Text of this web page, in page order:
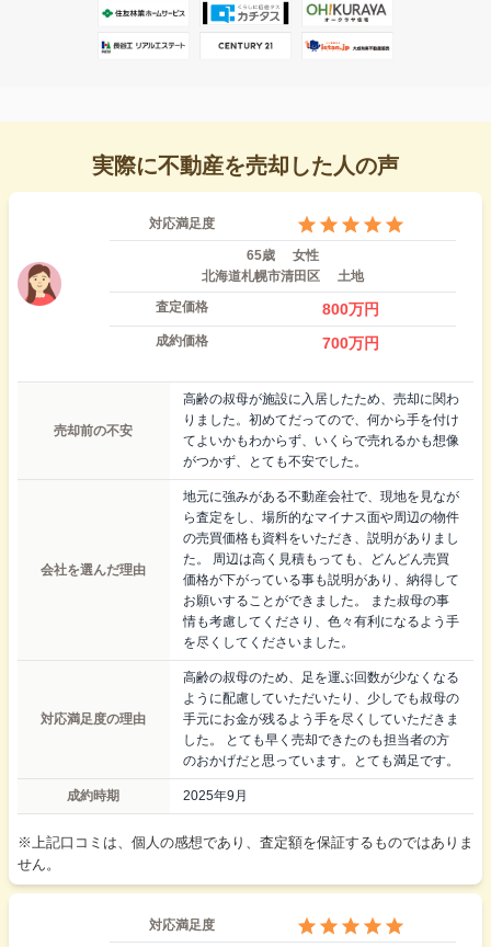
実際に不動産を売却した人の声
対応満足度
65歳
女性
北海道札幌市清田区
土地
査定価格
800万円
成約価格 700万円
売却前の不安
高齢の叔母が施設に入居したため、売却に関わ
りました。初めてだってので、何から手を付け
てよいかもわからず、いくらで売れるかも想像
がつかず、とても不安でした。
会社を選んだ理由
地元に強みがある不動産会社で、現地を見なが
ら査定をし、場所的なマイナス面や周辺の物件
の売買価格も資料をいただき、説明がありまし
た。 周辺は高く見積もっても、どんどん売買
価格が下がっている事も説明があり、納得して
お願いすることができました。 また叔母の事
情も考慮してくださり、色々有利になるよう手
を尽くしてくださいました。
対応満足度の理由
高齢の叔母のため、足を運ぶ回数が少なくなる
ように配慮していただいたり、少しでも叔母の
手元にお金が残るよう手を尽くしていただきま
した。 とても早く売却できたのも担当者の方
のおかげだと思っています。とても満足です。
成約時期 2025年9月
※上記口コミは、個人の感想であり、査定額を保証するものではありま
せん。
対応満足度